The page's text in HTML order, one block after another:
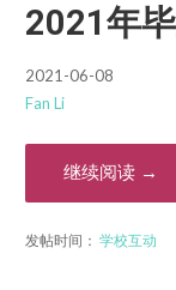
2021年
2021-06-08
Fan Li
继续阅读 →
发帖时间： 学校互动